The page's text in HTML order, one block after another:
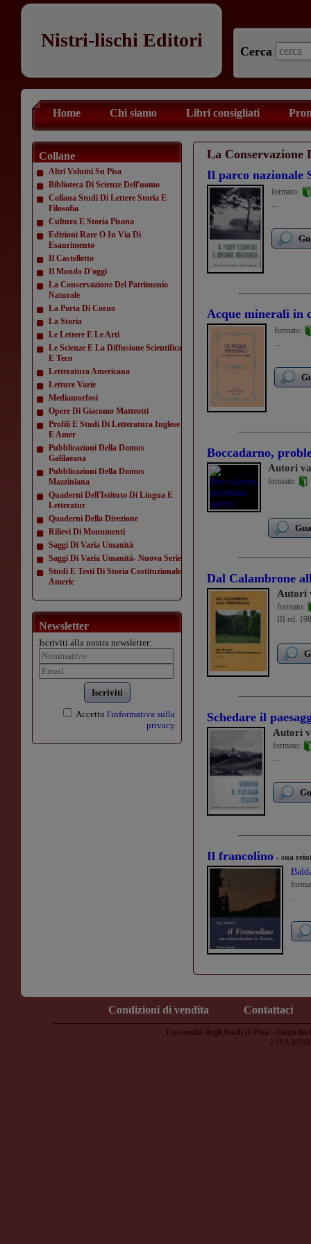
Nistri-lischi Editori
Cerca
Home Chi siamo Libri consigliati
Collane
Altri Volumi Su Pisa
Biblioteca Di Scienze Dell'uomo
Collana Studi Di Lettere Storia E
Filosofia
Cultura E Storia Pisana
Edizioni Rare O In Via Di
Esaurimento
Il Castelletto
Il Mondo D'oggi
La Conservazione Del Patrimonio
Naturale
La Porta Di Corno
La Storia
Le Lettere E Le Arti
Le Scienze E La Diffusione Scientifica
E Tecn
Letteratura Americana
Letture Varie
Mediamorfosi
Opere Di Giacomo Matteotti
Profili E Studi Di Letteratura Inglese
E Amer
Pubblicazioni Della Domus
Galilaeana
Pubblicazioni Della Domus
Mazziniana
Quaderni Dell'Istituto Di Lingua E
Letteratur
Quaderni Della Direzione
Rilievi Di Monumenti
Saggi Di Varia Umanità
Saggi Di Varia Umanità- Nuova Serie
Studi E Testi Di Storia Costituzionale
Americ
Newsletter
Iscriviti alla nostra newsletter:
Iscriviti
Accetto l'informativa sulla
privacy
La Conservazione
Il parco nazionale
formato:
...
Acque minerali in
formato:
...
Boccadarno,
Autori
formato:
...
Dal Calambrone
Autori
formato:
III ed.
Schedare il
Autori
formato:
...
Il francolino - sua
...
Condizioni di vendita Contattaci
Università degli Studi di Pisa - Nistri-
P.IVA